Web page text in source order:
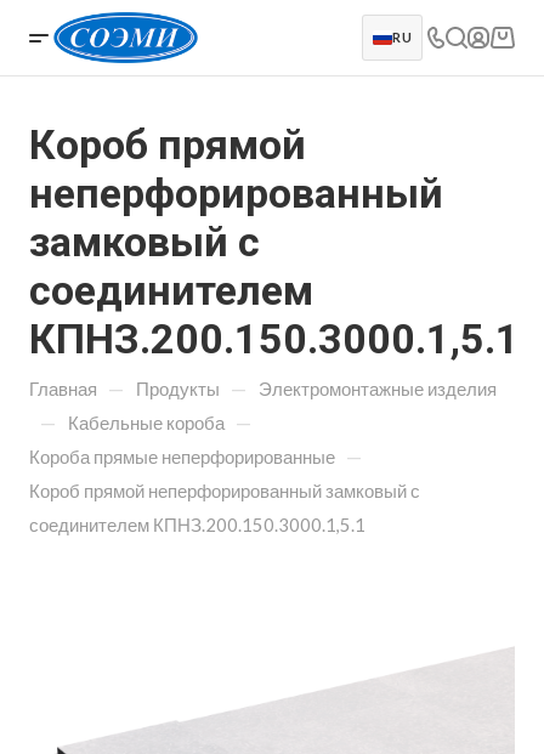
RU
Короб прямой
неперфорированный
замковый с
соединителем
КПНЗ.200.150.3000.1,5.1
Главная — Продукты — Электромонтажные изделия
— Кабельные короба —
Короба прямые неперфорированные —
Короб прямой неперфорированный замковый с
соединителем КПНЗ.200.150.3000.1,5.1